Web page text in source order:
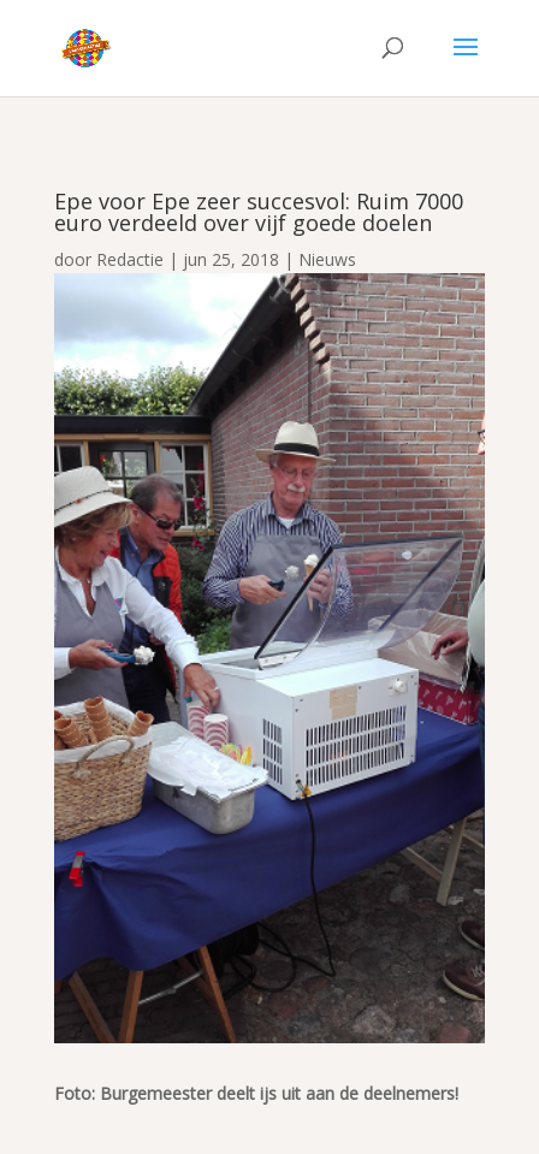
Epe voor Epe zeer succesvol: Ruim 7000
euro verdeeld over vijf goede doelen
door Redactie | jun 25, 2018 | Nieuws
Foto: Burgemeester deelt ijs uit aan de deelnemers!